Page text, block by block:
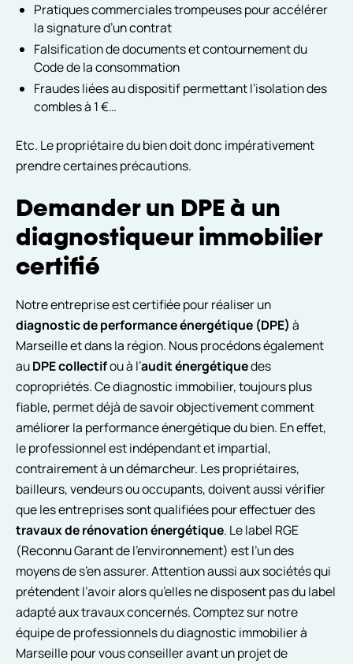
Pratiques commerciales trompeuses pour accélérer
la signature d’un contrat
Falsification de documents et contournement du
Code de la consommation
Fraudes liées au dispositif permettant l’isolation des
combles à 1 €…
Etc. Le propriétaire du bien doit donc impérativement
prendre certaines précautions.
Demander un DPE à un
diagnostiqueur immobilier
certifié
Notre entreprise est certifiée pour réaliser un
diagnostic de performance énergétique (DPE) à
Marseille et dans la région. Nous procédons également
auDPE collectifou à l’audit énergétiquedes
copropriétés. Ce diagnostic immobilier, toujours plus
fiable, permet déjà de savoir objectivement comment
améliorer la performance énergétique du bien. En effet,
le professionnel est indépendant et impartial,
contrairement à un démarcheur. Les propriétaires,
bailleurs, vendeurs ou occupants, doivent aussi vérifier
que les entreprises sont qualifiées pour effectuer des
travaux de rénovation énergétique. Le label RGE
(Reconnu Garant de l’environnement) est l’un des
moyens de s’en assurer. Attention aussi aux sociétés qui
prétendent l’avoir alors qu’elles ne disposent pas du label
adapté aux travaux concernés. Comptez sur notre
équipe de professionnels du diagnostic immobilier à
Marseille pour vous conseiller avant un projet de